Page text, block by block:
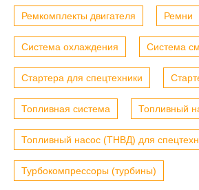
Ремкомплекты двигателя Ремни
Система охлаждения Система
Стартера для спецтехники
Топливная система Топливный
Топливный насос (ТНВД) для
Турбокомпрессоры (турбины)